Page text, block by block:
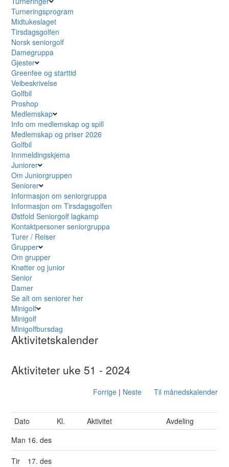
Turneringsprogram
Midtukeslaget
Tirsdagsgolfen
Norsk seniorgolf
Damegruppa
Gjester
Greenfee og starttid
Veibeskrivelse
Golfbil
Proshop
Medlemskap
Info om medlemskap og spill
Medlemskap og priser 2026
Golfbil
Innmeldingskjema
Juniorer
Om Juniorgruppen
Seniorer
Informasjon om seniorgruppa
Informasjon om Tirsdagsgolfen
Østfold Seniorgolf lagkamp
Kontaktpersoner seniorgruppa
Turer / Reiser
Grupper
Om grupper
Knøtter og junior
Senior
Damer
Se alt om seniorer her
Minigolf
Minigolf
Minigolfbursdag
Aktivitetskalender
Aktiviteter uke 51 - 2024
Forrige| Neste Til månedskalender
Dato Kl. Aktivitet
Avdeling
Man 16. des
Tir 17. des